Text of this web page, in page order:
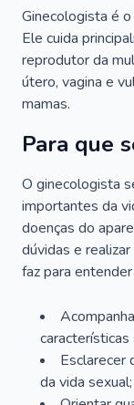
Ginecologista é
Ele cuida
reprodutor da
útero, vagina e
mamas.
Para que
O ginecologista
importantes da
doenças do
dúvidas e
faz para
características
Esclarecer
da vida sexual;